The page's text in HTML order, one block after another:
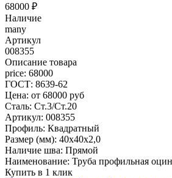
68000 ₽
Наличие
many
Артикул
008355
Описание товара
price: 68000
ГОСТ: 8639-62
Цена: от 68000 руб
Сталь: Ст.3/Ст.20
Артикул: 008355
Профиль: Квадратный
Размер (мм): 40x40x2,0
Наличие шва: Прямой
Наименование: Труба профильная
Купить в 1 клик